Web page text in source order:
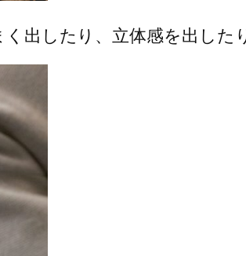
出したり、立体感を出した